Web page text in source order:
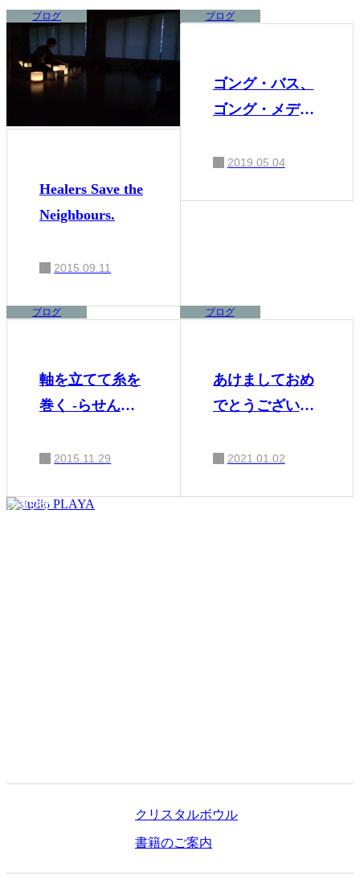
ブログ
Healers Save the
Neighbours.
2015.09.11
ブログ
ゴング・バス、
ゴング・メディ
紹介します
2019.05.04
ブログ
軸を立てて糸を
巻く -らせん状
せる-2015.11.29
ブログ
あけましておめ
でとうございま
りたいこと
2021.01.02
スタジオ
クリスタルボウル
書籍のご案内